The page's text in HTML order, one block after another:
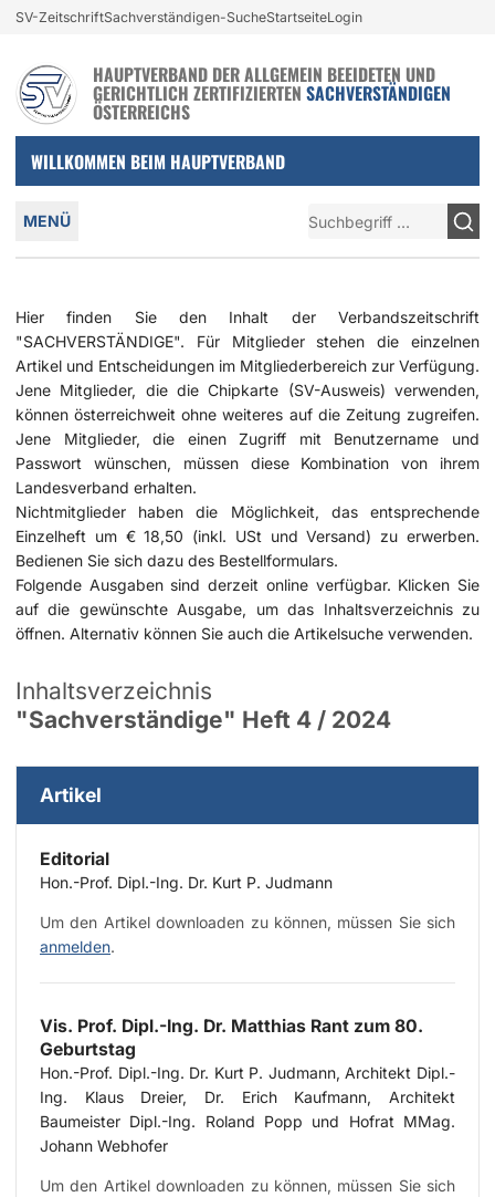
Login und nützliche Links
SV-Zeitschrift(aktiv)
Sachverständigen-SucheStartseiteLogin
HAUPTVERBAND DER ALLGEMEIN BEEIDETEN UND
GERICHTLICH ZERTIFIZIERTEN SACHVERSTÄNDIGEN
ÖSTERREICHS
WILLKOMMEN BEIM HAUPTVERBAND
Hauptmenü
MENÜ
Hier finden Sie den Inhalt der Verbandszeitschrift
"SACHVERSTÄNDIGE". Für Mitglieder stehen die einzelnen
Artikel und Entscheidungen im Mitgliederbereich zur Verfügung.
Jene Mitglieder, die die Chipkarte (SV-Ausweis) verwenden,
können österreichweit ohne weiteres auf die Zeitung zugreifen.
Jene Mitglieder, die einen Zugriff mit Benutzername und
Passwort wünschen, müssen diese Kombination von ihrem
Landesverband erhalten.
Nichtmitglieder haben die Möglichkeit, das entsprechende
Einzelheft um € 18,50 (inkl. USt und Versand) zu erwerben.
Bedienen Sie sich dazu des Bestellformulars.
Folgende Ausgaben sind derzeit online verfügbar. Klicken Sie
auf die gewünschte Ausgabe, um das Inhaltsverzeichnis zu
öffnen. Alternativ können Sie auch die Artikelsuche verwenden.
Inhaltsverzeichnis
"Sachverständige" Heft 4 / 2024
Artikel
Editorial
Hon.-Prof. Dipl.-Ing. Dr. Kurt P. Judmann
Um den Artikel downloaden zu können, müssen Sie sich
anmelden.
Vis. Prof. Dipl.-Ing. Dr. Matthias Rant zum 80.
Geburtstag
Hon.-Prof. Dipl.-Ing. Dr. Kurt P. Judmann, Architekt Dipl.-
Ing. Klaus Dreier, Dr. Erich Kaufmann, Architekt
Baumeister Dipl.-Ing. Roland Popp und Hofrat MMag.
Johann Webhofer
Um den Artikel downloaden zu können, müssen Sie sich